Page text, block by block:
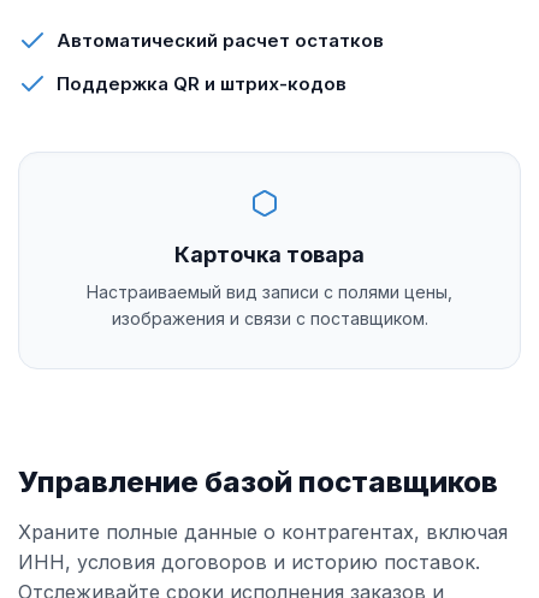
Автоматический расчет остатков
Поддержка QR и штрих-кодов
Карточка товара
Настраиваемый вид записи с полями цены,
изображения и связи с поставщиком.
Управление базой поставщиков
Храните полные данные о контрагентах, включая
ИНН, условия договоров и историю поставок.
Отслеживайте сроки исполнения заказов и